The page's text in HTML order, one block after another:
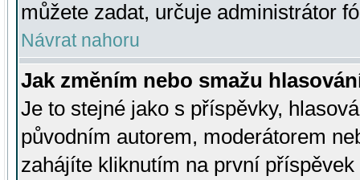
můžete zadat, určuje administrátor
Návrat nahoru
Jak změním nebo smažu
Je to stejné jako s příspěvky,
původním autorem, moderátorem
zahájíte kliknutím na první